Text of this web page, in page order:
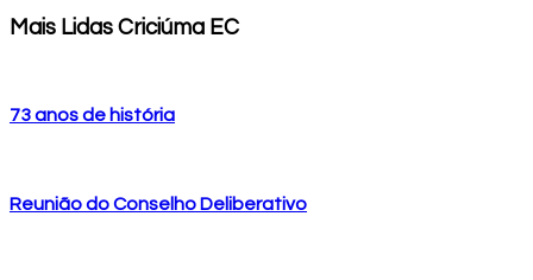
Mais Lidas Criciúma EC
73 anos de história
Reunião do Conselho Deliberativo